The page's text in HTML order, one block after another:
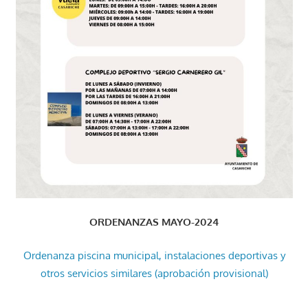
ORDENANZAS MAYO-2024
Ordenanza piscina municipal, instalaciones deportivas y
otros servicios similares (aprobación provisional)